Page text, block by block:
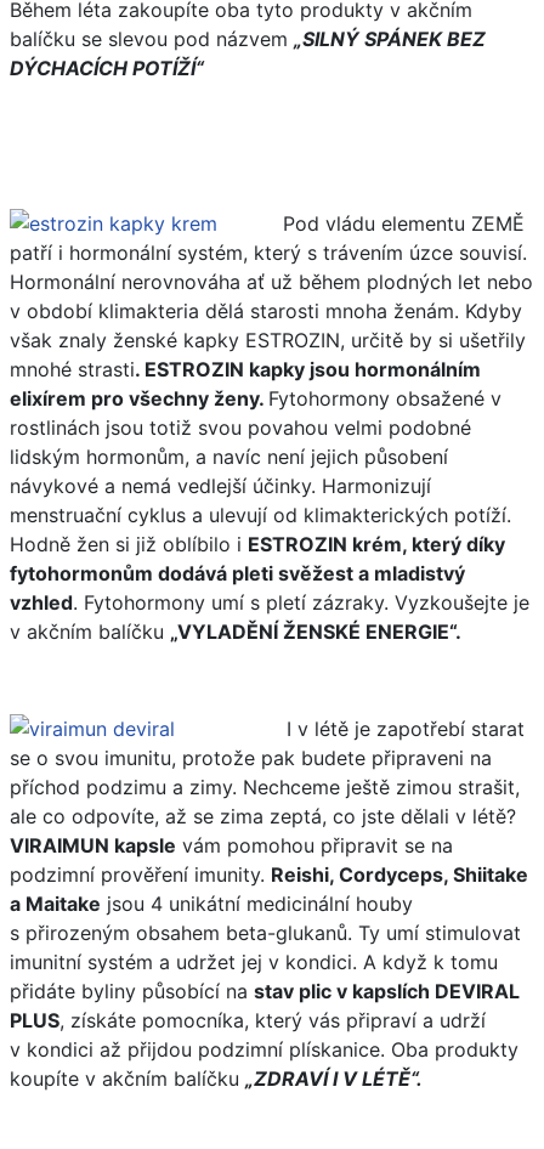
Během léta zakoupíte oba tyto produkty v akčním
balíčku se slevou pod názvem „SILNÝ SPÁNEK BEZ
DÝCHACÍCH POTÍŽÍ“
Pod vládu elementu ZEMĚ
patří i hormonální systém, který s trávením úzce souvisí.
Hormonální nerovnováha ať už během plodných let nebo
v období klimakteria dělá starosti mnoha ženám. Kdyby
však znaly ženské kapky ESTROZIN, určitě by si ušetřily
mnohé strasti. ESTROZIN kapky jsou hormonálním
elixírem pro všechny ženy. Fytohormony obsažené v
rostlinách jsou totiž svou povahou velmi podobné
lidským hormonům, a navíc není jejich působení
návykové a nemá vedlejší účinky. Harmonizují
menstruační cyklus a ulevují od klimakterických potíží.
Hodně žen si již oblíbilo i ESTROZIN krém, který díky
fytohormonům dodává pleti svěžest a mladistvý
vzhled. Fytohormony umí s pletí zázraky. Vyzkoušejte je
v akčním balíčku „VYLADĚNÍ ŽENSKÉ ENERGIE“.
I v létě je zapotřebí starat
se o svou imunitu, protože pak budete připraveni na
příchod podzimu a zimy. Nechceme ještě zimou strašit,
ale co odpovíte, až se zima zeptá, co jste dělali v létě?
VIRAIMUN kapsle vám pomohou připravit se na
podzimní prověření imunity. Reishi, Cordyceps, Shiitake
a Maitake jsou 4 unikátní medicinální houby
s přirozeným obsahem beta-glukanů. Ty umí stimulovat
imunitní systém a udržet jej v kondici. A když k tomu
přidáte byliny působící na stav plic v kapslích DEVIRAL
PLUS, získáte pomocníka, který vás připraví a udrží
v kondici až přijdou podzimní plískanice. Oba produkty
koupíte v akčním balíčku „ZDRAVÍ I V LÉTĚ“.